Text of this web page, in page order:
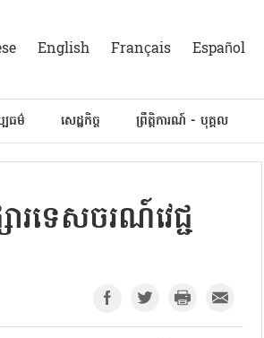
English Français Español
បធម៌ សេដ្ឋកិច្ច ព្រឹត្តិការណ៍ - បុគ្គល
ទេសចរណ៍វេជ្ជ